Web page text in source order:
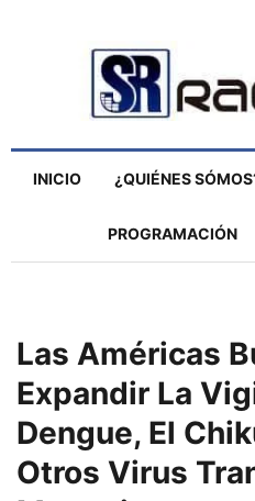
INICIO ¿QUIÉNES
PROGRAMACIÓN
Las Américas
Expandir La
Dengue, El
Otros Virus